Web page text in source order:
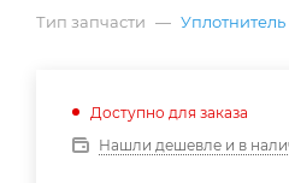
Тип запчасти — Уплотнитель
Доступно для заказа
Нашли дешевле и в